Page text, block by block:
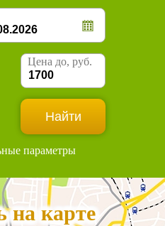
Цена до, руб.
параметры
на карте